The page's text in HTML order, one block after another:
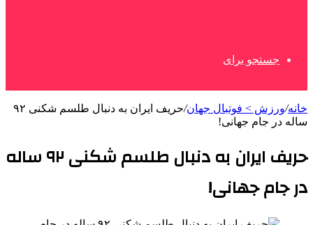
جستجو برای
خانه/ورزش > فوتبال جهان/
حریف ایران به دنبال طلسم شکنی ۹۲
ساله در جام جهانی!
حریف ایران به دنبال طلسم شکنی ۹۲ ساله
در جام جهانی!